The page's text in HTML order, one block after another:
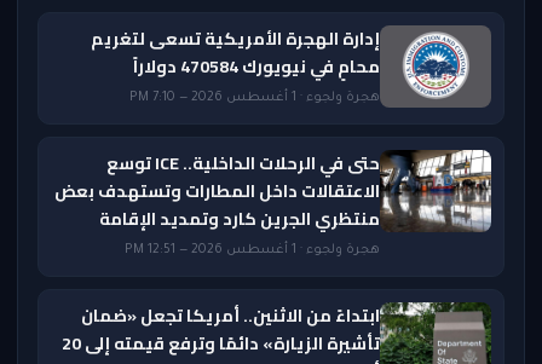
إدارة الهجرة الأمريكية تسعى لتغريم
محامٍ في نيويورك 470584 دولاراً
هجرة ولجوء · 1 أغسطس 2026 — 7:10 PM
حتى في الرحلات الداخلية.. ICE توسع
الاعتقالات داخل المطارات وتستهدف بعض
منتظري الجرين كارد وتمديد الإقامة
هجرة ولجوء · 1 أغسطس 2026 — 12:51 PM
ابتداءً من الاثنين.. أمريكا تجعل «ضمان
تأشيرة الزيارة» دائمًا وترفع قيمته إلى 20